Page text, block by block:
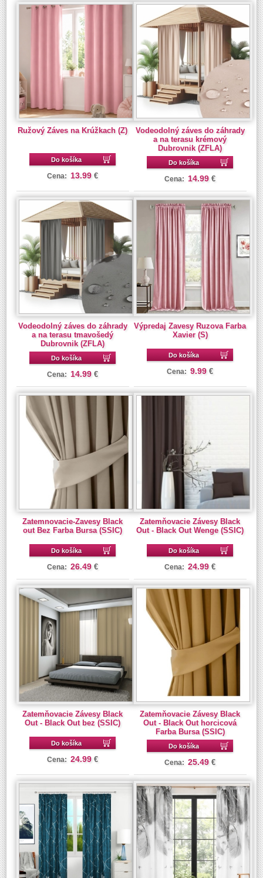
Ružový Záves na Krúžkach (Z)
Do košíka
Cena: 13.99 €
Vodeodolný záves do záhrady
a na terasu krémový
Dubrovnik (ZFLA)
Do košíka
Cena: 14.99 €
Vodeodolný záves do záhrady
a na terasu tmavošedý
Dubrovnik (ZFLA)
Do košíka
Cena: 14.99 €
Výpredaj Zavesy Ruzova Farba
Xavier (S)
Do košíka
Cena: 9.99 €
Zatemnovacie-Zavesy Black
out Bez Farba Bursa (SSIC)
Do košíka
Cena: 26.49 €
Zatemňovacie Závesy Black
Out - Black Out Wenge (SSIC)
Do košíka
Cena: 24.99 €
Zatemňovacie Závesy Black
Out - Black Out bez (SSIC)
Do košíka
Cena: 24.99 €
Zatemňovacie Závesy Black
Out - Black Out horcicová
Farba Bursa (SSIC)
Do košíka
Cena: 25.49 €